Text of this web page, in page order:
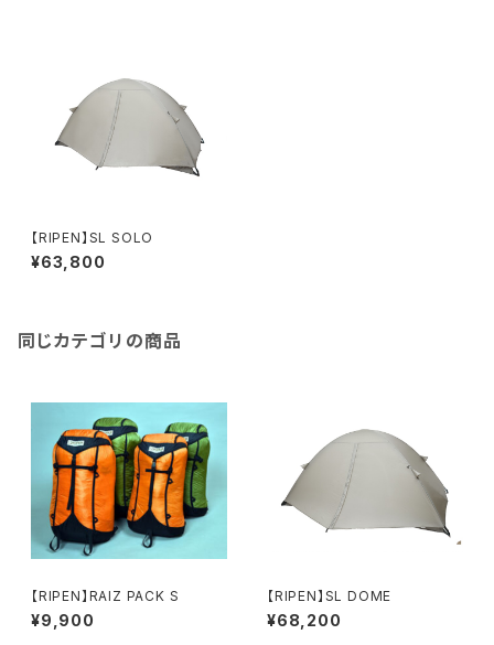
【RIPEN】SL SOLO
¥63,800
同じカテゴリの商品
【RIPEN】RAIZ PACK S
¥9,900
【RIPEN】SL DOME
¥68,200